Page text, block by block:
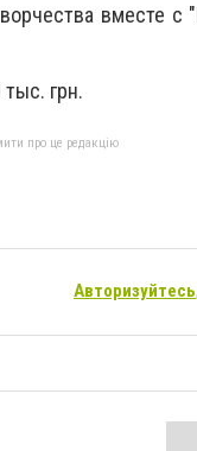
вместе
грн.
про це редакцію
Авторизуйтесь